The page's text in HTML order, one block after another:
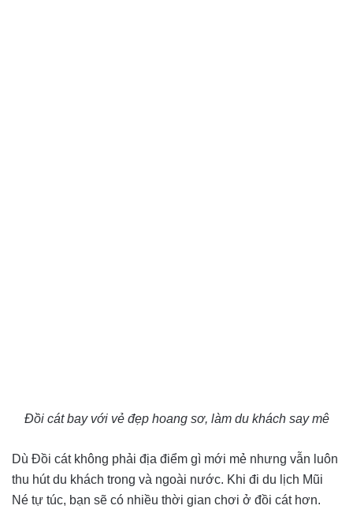
Đồi cát bay với vẻ đẹp hoang sơ, làm du khách say mê
Dù Đồi cát không phải địa điểm gì mới mẻ nhưng vẫn luôn
thu hút du khách trong và ngoài nước. Khi đi du lịch Mũi
Né tự túc, bạn sẽ có nhiều thời gian chơi ở đồi cát hơn.